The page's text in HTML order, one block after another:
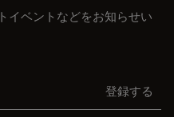
イベントなどをお知らせい
登録する